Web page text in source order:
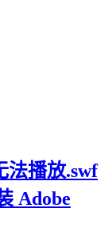
法播放.swf
Adobe